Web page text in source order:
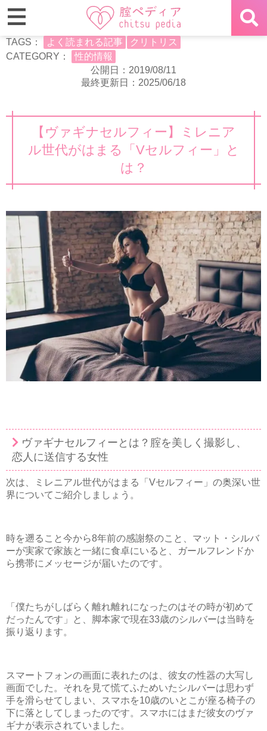
TAGS： よく読まれる記事
クリトリス
CATEGORY：
性的情報
公開日：2019/08/11
最終更新日：2025/06/18
【ヴァギナセルフィー】ミレニア
ル世代がはまる「Vセルフィー」と
は？
ヴァギナセルフィーとは？腟を美しく撮影し、
恋人に送信する女性
次は、ミレニアル世代がはまる「Vセルフィー」の奥深い世
界についてご紹介しましょう。
時を遡ること今から8年前の感謝祭のこと、マット・シルバ
ーが実家で家族と一緒に食卓にいると、ガールフレンドか
ら携帯にメッセージが届いたのです。
「僕たちがしばらく離れ離れになったのはその時が初めて
だったんです」と、脚本家で現在33歳のシルバーは当時を
振り返ります。
スマートフォンの画面に表れたのは、彼女の性器の大写し
画面でした。それを見て慌てふためいたシルバーは思わず
手を滑らせてしまい、スマホを10歳のいとこが座る椅子の
下に落としてしまったのです。スマホにはまだ彼女のヴァ
ギナが表示されていました。